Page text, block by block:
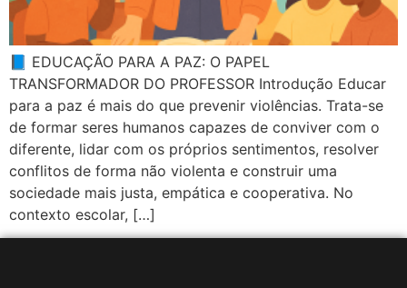
📘 EDUCAÇÃO PARA A PAZ: O PAPEL
TRANSFORMADOR DO PROFESSOR Introdução Educar
para a paz é mais do que prevenir violências. Trata-se
de formar seres humanos capazes de conviver com o
diferente, lidar com os próprios sentimentos, resolver
conflitos de forma não violenta e construir uma
sociedade mais justa, empática e cooperativa. No
contexto escolar, […]